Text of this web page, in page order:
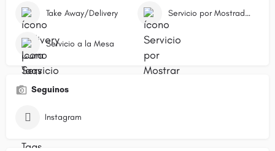
Take Away/Delivery Servicio por Mostrador/Caja
Servicio a la Mesa
Seguinos
Instagram